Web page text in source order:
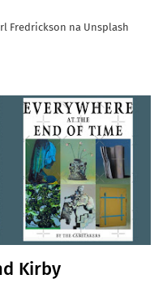
Fredrickson na Unsplash
Kirby